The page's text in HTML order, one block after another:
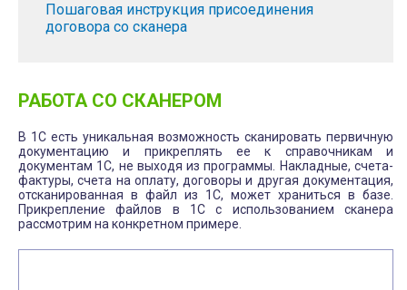
Пошаговая инструкция присоединения
договора со сканера
РАБОТА СО СКАНЕРОМ
В 1С есть уникальная возможность сканировать первичную
документацию и прикреплять ее к справочникам и
документам 1С, не выходя из программы. Накладные, счета-
фактуры, счета на оплату, договоры и другая документация,
отсканированная в файл из 1С, может храниться в базе.
Прикрепление файлов в 1С с использованием сканера
рассмотрим на конкретном примере.